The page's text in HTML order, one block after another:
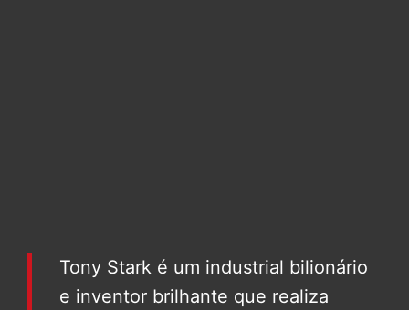
Tony Stark é um industrial bilionário
e inventor brilhante que realiza